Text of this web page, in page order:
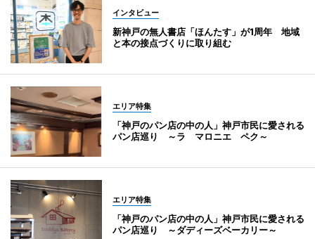
インタビュー
新神戸の無人書店「ほんたす」が1周年 地域
と本の接点づくりに取り組む
エリア特集
「神戸のパン店の中の人」神戸市民に愛される
パン店巡り ～ラ マロニエ ペク～
エリア特集
「神戸のパン店の中の人」神戸市民に愛される
パン店巡り ～ダディーズベーカリー～